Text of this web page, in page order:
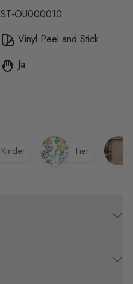
ST-OU000010
Vinyl Peel and Stick
Ja
Kinder Tier